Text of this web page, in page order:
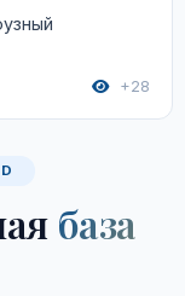
+28
база